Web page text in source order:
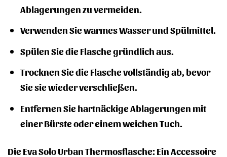
Ablagerungen zu vermeiden.
Verwenden Sie warmes Wasser und Spülmittel.
Spülen Sie die Flasche gründlich aus.
Trocknen Sie die Flasche vollständig ab, bevor
Sie sie wieder verschließen.
Entfernen Sie hartnäckige Ablagerungen mit
einer Bürste oder einem weichen Tuch.
Die Eva Solo Urban Thermosflasche: Ein Accessoire